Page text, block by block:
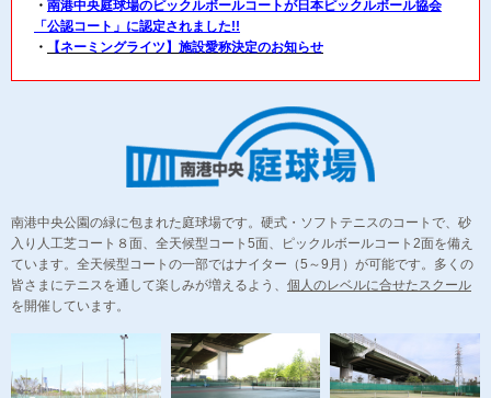
・ 南港中央庭球場のピックルボールコートが日本ピックルボール協会
「公認コート」に認定されました!!
・
【ネーミングライツ】施設愛称決定のお知らせ
南港中央公園の緑に包まれた庭球場です。硬式・ソフトテニスのコートで、砂
入り人工芝コート８面、全天候型コート5面、ピックルボールコート2面を備え
ています。全天候型コートの一部ではナイター（5～9月）が可能です。多くの
皆さまにテニスを通して楽しみが増えるよう、 個人のレベルに合せたスクール
を開催しています。